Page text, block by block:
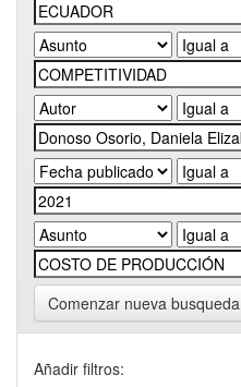
Comenzar nueva busqueda
Añadir filtros: